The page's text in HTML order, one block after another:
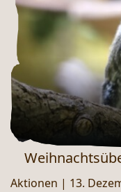
Aktionen | 13.